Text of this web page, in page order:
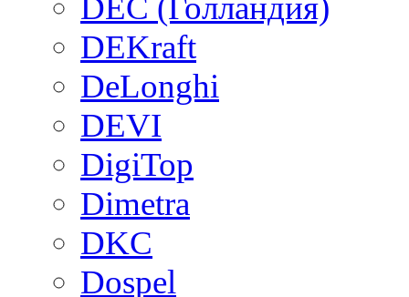
DEC (Голландия)
DEKraft
DeLonghi
DEVI
DigiTop
Dimetra
DKC
Dospel